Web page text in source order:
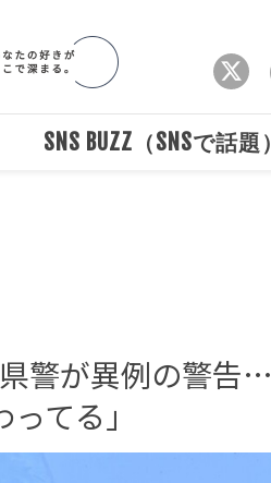
SNS BUZZ（SNSで話題）
警が異例の警告…
てる」